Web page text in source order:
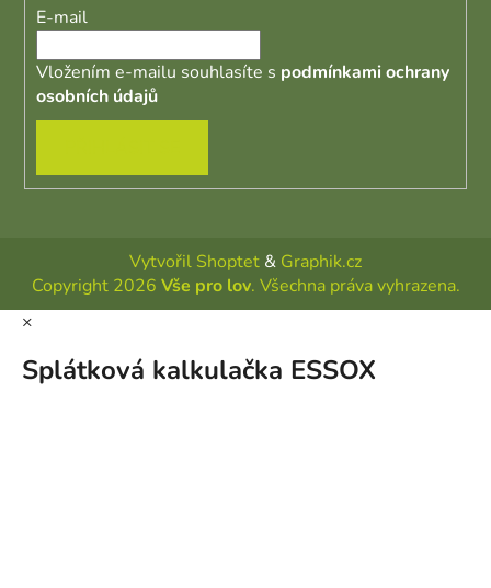
E-mail
Vložením e-mailu souhlasíte s podmínkami ochrany
osobních údajů
Vytvořil Shoptet & Graphik.cz
Copyright 2026 Vše pro lov. Všechna práva vyhrazena.
×
Splátková kalkulačka ESSOX